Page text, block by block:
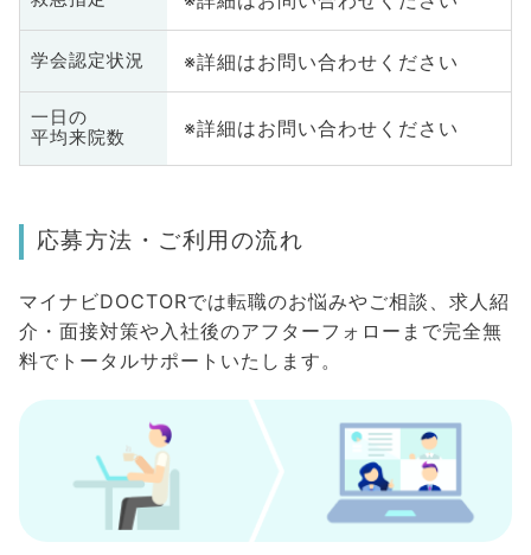
学会認定状況 ※詳細はお問い合わせください
一日の
平均来院数
※詳細はお問い合わせください
応募方法・ご利用の流れ
マイナビDOCTORでは転職のお悩みやご相談、求人紹
介・面接対策や入社後のアフターフォローまで完全無
料でトータルサポートいたします。